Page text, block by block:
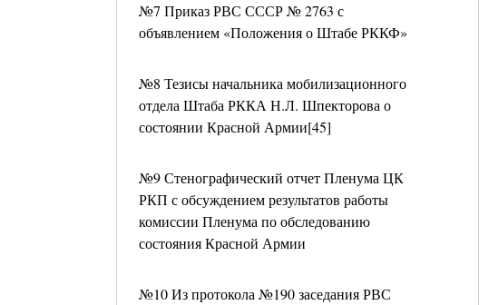
№7 Приказ РВС СССР № 2763 с
объявлением «Положения о Штабе РККФ»
№8 Тезисы начальника мобилизационного
отдела Штаба РККА Н.Л. Шпекторова о
состоянии Красной Армии[45]
№9 Стенографический отчет Пленума ЦК
РКП с обсуждением результатов работы
комиссии Пленума по обследованию
состояния Красной Армии
№10 Из протокола №190 заседания РВС